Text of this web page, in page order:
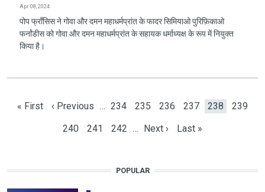
Apr 08, 2024
पोप फ्राँसिस ने गोवा और दमन महाधर्मप्रांत के फादर सिमियाओ पुरिफ़िकाओ
फर्नांडीस को गोवा और दमन महाधर्मप्रांत के सहायक धर्माध्यक्ष के रूप में नियुक्त
किया है।
First page
« First Previous page
‹ Previous … Page
234 Page
235 Page
236 Page
237 Current page
238 Page
239
Page
240 Page
241 Page
242 … Next page
Next › Last page
Last »
POPULAR